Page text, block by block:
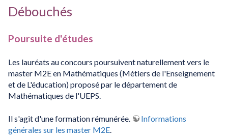
Débouchés
Poursuite d'études
Les lauréats au concours poursuivent naturellement vers le
master M2E en Mathématiques (Métiers de l'Enseignement
et de L'éducation) proposé par le département de
Mathématiques de l'UEPS.
Il s'agit d'une formation rémunérée.
Informations
générales sur les master M2E